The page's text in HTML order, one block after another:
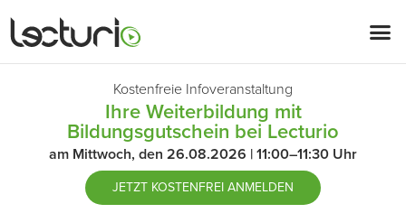
Kostenfreie Infoveranstaltung
Ihre Weiterbildung mit
Bildungsgutschein bei Lecturio
am Mittwoch, den 26.08.2026 | 11:00–11:30 Uhr
JETZT KOSTENFREI ANMELDEN